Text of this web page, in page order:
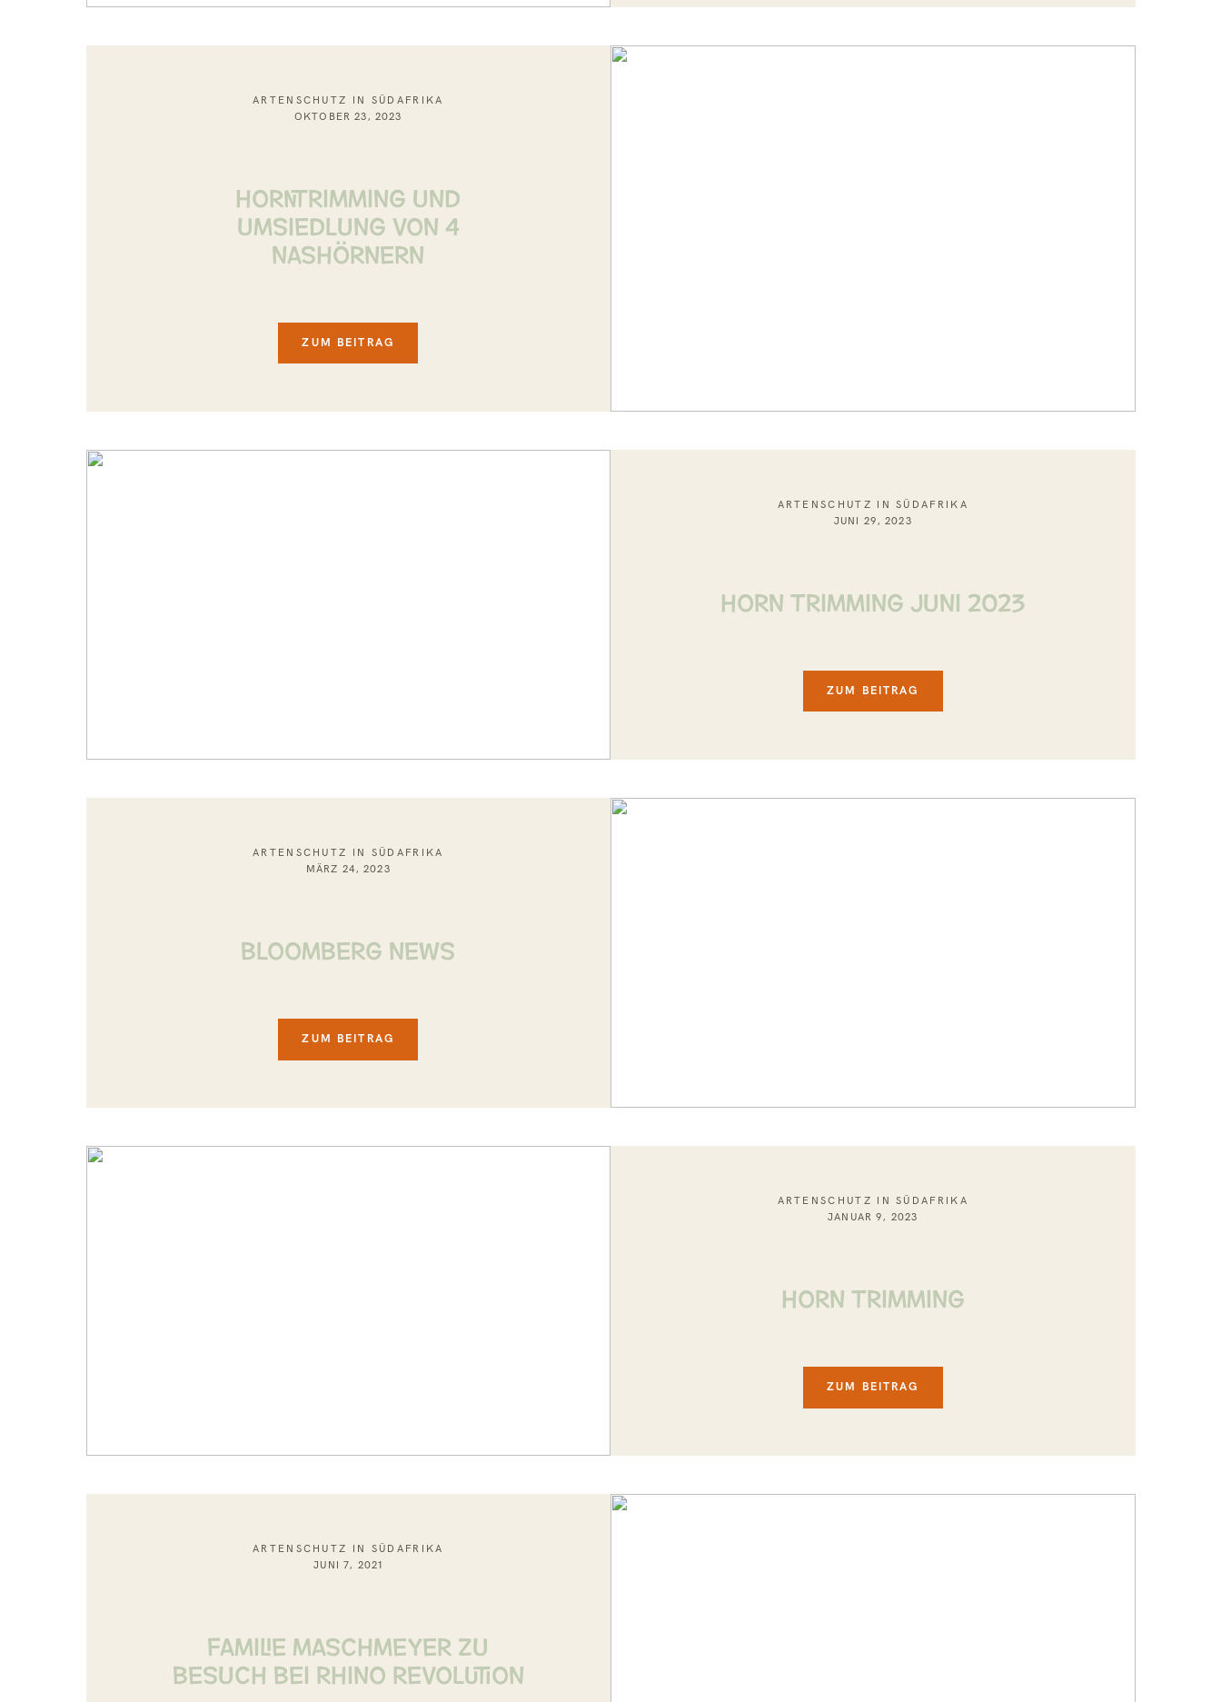
ARTENSCHUTZ IN SÜDAFRIKA
OKTOBER 23, 2023
Horntrimming und
Umsiedlung von 4
Nashörnern
ZUM BEITRAG
ARTENSCHUTZ IN SÜDAFRIKA
JUNI 29, 2023
HORN TRIMMING JUNI 2023
ZUM BEITRAG
ARTENSCHUTZ IN SÜDAFRIKA
MÄRZ 24, 2023
BLOOMBERG NEWS
ZUM BEITRAG
ARTENSCHUTZ IN SÜDAFRIKA
JANUAR 9, 2023
HORN TRIMMING
ZUM BEITRAG
ARTENSCHUTZ IN SÜDAFRIKA
JUNI 7, 2021
FAMILIE MASCHMEYER ZU
BESUCH BEI RHINO REVOLUTION